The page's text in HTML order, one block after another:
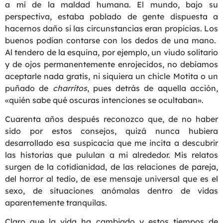
a mí de la maldad humana. El mundo, bajo su
perspectiva, estaba poblado de gente dispuesta a
hacernos daño si las circunstancias eran propicias. Los
buenos podían contarse con los dedos de una mano.
Al tendero de la esquina, por ejemplo, un viudo solitario
y de ojos permanentemente enrojecidos, no debíamos
aceptarle nada gratis, ni siquiera un chicle Motita o un
puñado de charritos, pues detrás de aquella acción,
«quién sabe qué oscuras intenciones se ocultaban».
Cuarenta años después reconozco que, de no haber
sido por estos consejos, quizá nunca hubiera
desarrollado esa suspicacia que me incita a descubrir
las historias que pululan a mi alrededor. Mis relatos
surgen de la cotidianidad, de las relaciones de pareja,
del horror al tedio, de ese mensaje universal que es el
sexo, de situaciones anómalas dentro de vidas
aparentemente tranquilas.